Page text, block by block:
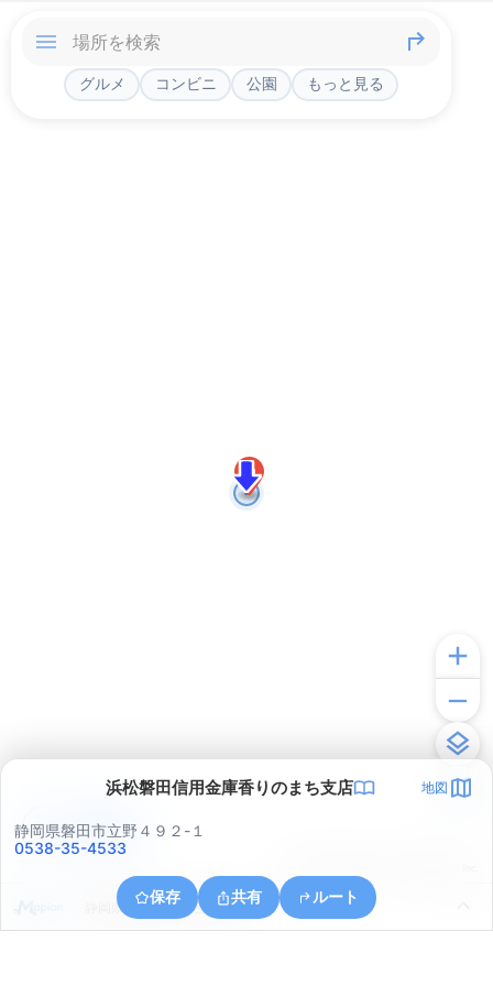
グルメ コンビニ 公園 もっと見る
浜松磐田信用金庫香りのまち支店 地図
静岡県磐田市立野４９２-１
0538-35-4533
保存 共有 ルート
静岡県浜松市中央区中野町
アプリで見る